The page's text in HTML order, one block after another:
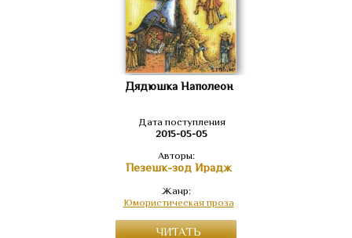
Дядюшка Наполеон
Дата поступления
2015-05-05
Авторы:
Пезешк-зод Ирадж
Жанр:
Юмористическая проза
ЧИТАТЬ